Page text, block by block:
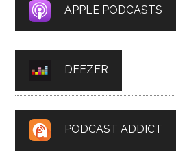
APPLE PODCASTS
DEEZER
PODCAST ADDICT